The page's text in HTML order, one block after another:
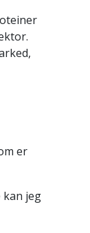
er
kan jeg